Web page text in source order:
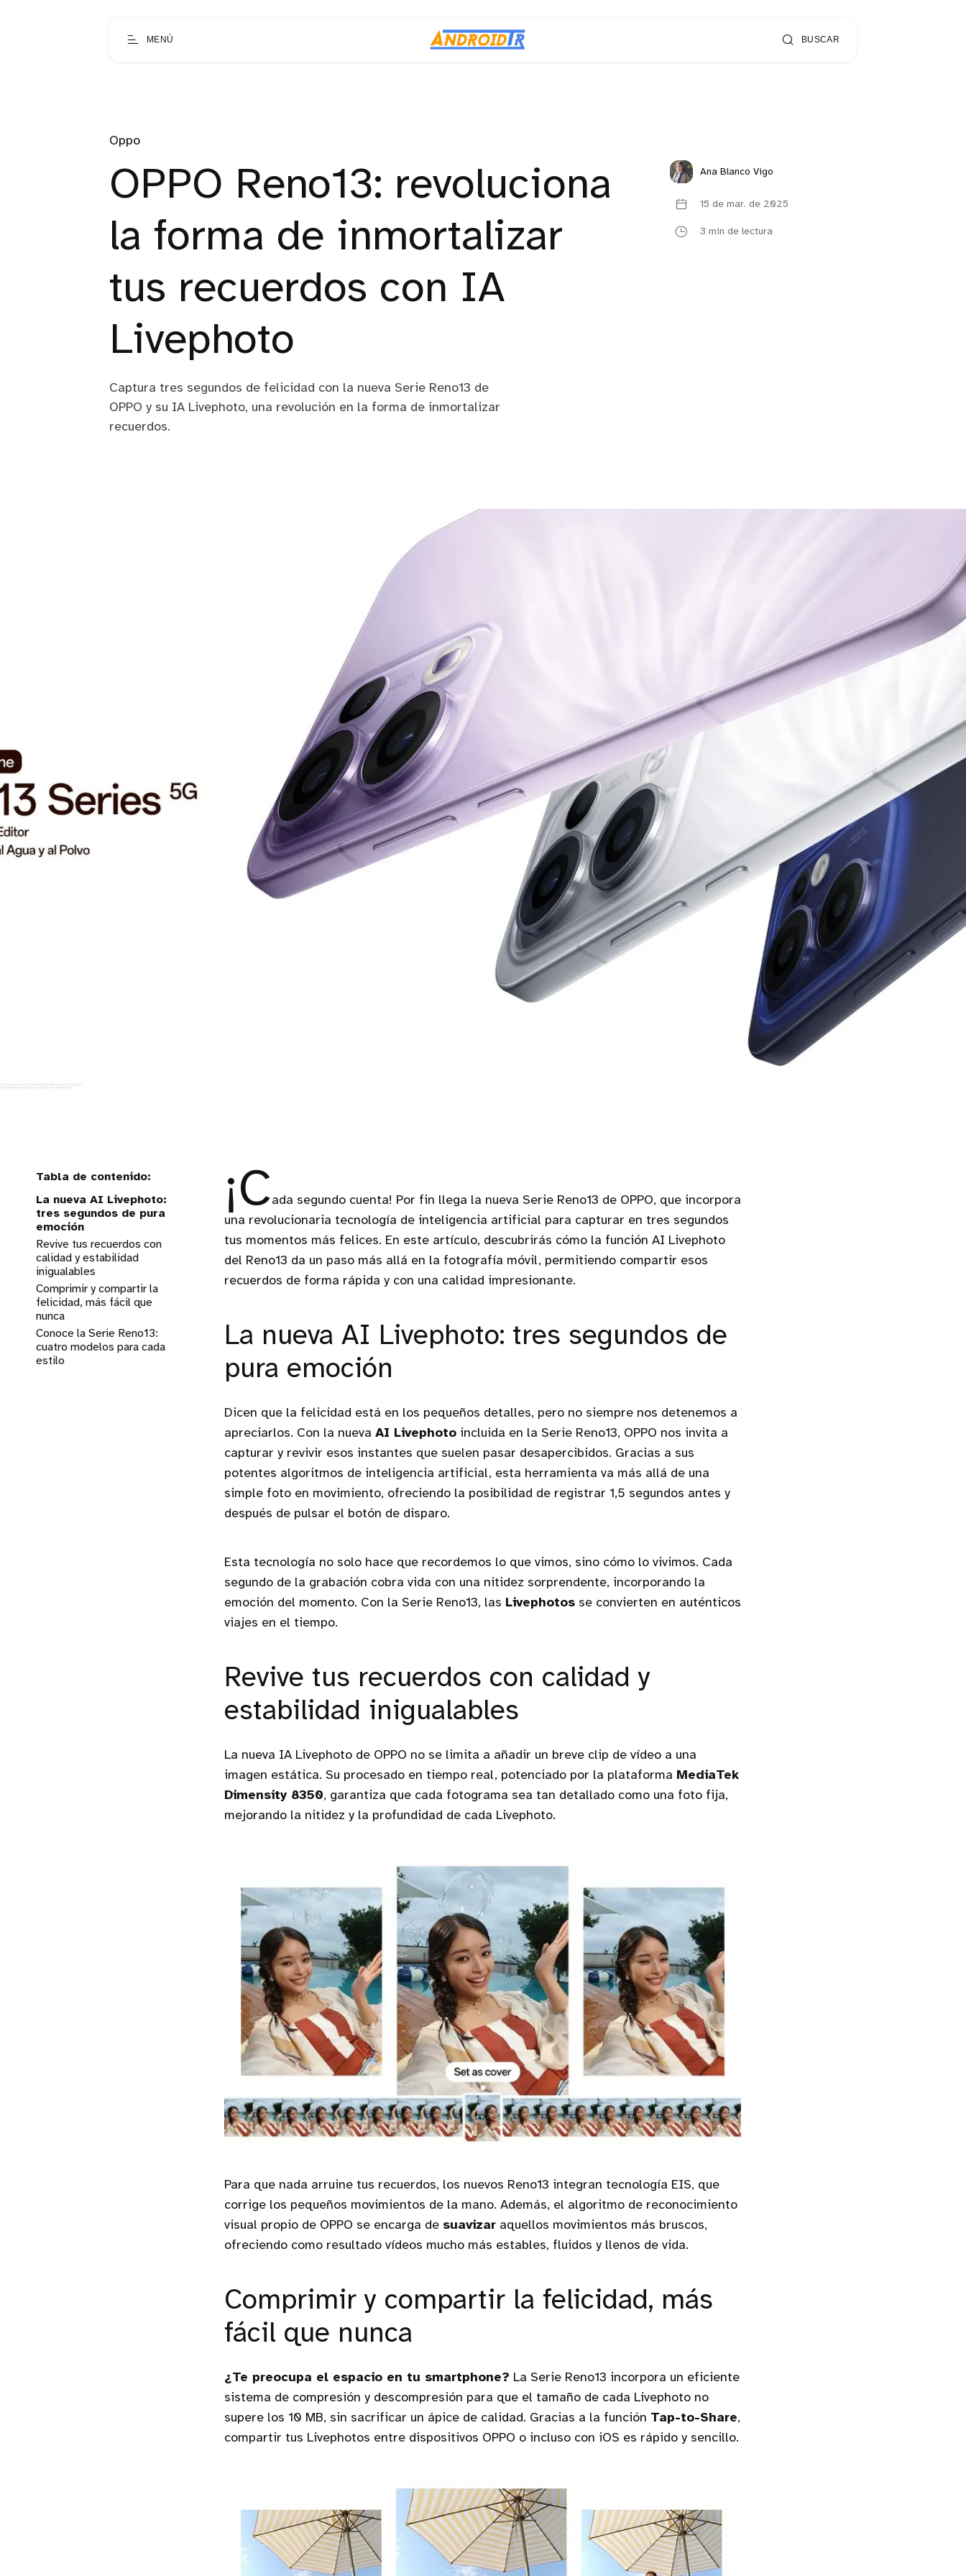
MENÚ BUSCAR
Oppo
OPPO Reno13: revoluciona
la forma de inmortalizar
tus recuerdos con IA
Livephoto
Captura tres segundos de felicidad con la nueva Serie Reno13 de
OPPO y su IA Livephoto, una revolución en la forma de inmortalizar
recuerdos.
Ana Blanco Vigo
15 de mar. de 2025
3 min de lectura
La nueva AI Livephoto:
tres segundos de pura
emoción
Revive tus recuerdos con
calidad y estabilidad
inigualables
Comprimir y compartir la
felicidad, más fácil que
nunca
Conoce la Serie Reno13:
cuatro modelos para cada
estilo
¡Cada segundo cuenta! Por fin llega la nueva Serie Reno13 de OPPO, que incorpora
una revolucionaria tecnología de inteligencia artificial para capturar en tres segundos
tus momentos más felices. En este artículo, descubrirás cómo la función AI Livephoto
del Reno13 da un paso más allá en la fotografía móvil, permitiendo compartir esos
recuerdos de forma rápida y con una calidad impresionante.
La nueva AI Livephoto: tres segundos de
pura emoción
Dicen que la felicidad está en los pequeños detalles, pero no siempre nos detenemos a
apreciarlos. Con la nueva AI Livephoto incluida en la Serie Reno13, OPPO nos invita a
capturar y revivir esos instantes que suelen pasar desapercibidos. Gracias a sus
potentes algoritmos de inteligencia artificial, esta herramienta va más allá de una
simple foto en movimiento, ofreciendo la posibilidad de registrar 1,5 segundos antes y
después de pulsar el botón de disparo.
Esta tecnología no solo hace que recordemos lo que vimos, sino cómo lo vivimos. Cada
segundo de la grabación cobra vida con una nitidez sorprendente, incorporando la
emoción del momento. Con la Serie Reno13, las Livephotos se convierten en auténticos
viajes en el tiempo.
Revive tus recuerdos con calidad y
estabilidad inigualables
La nueva IA Livephoto de OPPO no se limita a añadir un breve clip de vídeo a una
imagen estática. Su procesado en tiempo real, potenciado por la plataforma MediaTek
Dimensity 8350, garantiza que cada fotograma sea tan detallado como una foto fija,
mejorando la nitidez y la profundidad de cada Livephoto.
Para que nada arruine tus recuerdos, los nuevos Reno13 integran tecnología EIS, que
corrige los pequeños movimientos de la mano. Además, el algoritmo de reconocimiento
visual propio de OPPO se encarga de suavizar aquellos movimientos más bruscos,
ofreciendo como resultado vídeos mucho más estables, fluidos y llenos de vida.
Comprimir y compartir la felicidad, más
fácil que nunca
¿Te preocupa el espacio en tu smartphone? La Serie Reno13 incorpora un eficiente
sistema de compresión y descompresión para que el tamaño de cada Livephoto no
supere los 10 MB, sin sacrificar un ápice de calidad. Gracias a la función Tap-to-Share,
compartir tus Livephotos entre dispositivos OPPO o incluso con iOS es rápido y sencillo.